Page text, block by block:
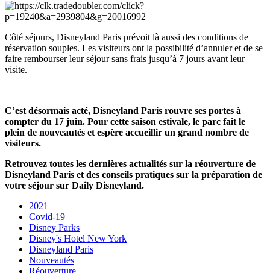
Côté séjours, Disneyland Paris prévoit là aussi des conditions de
réservation souples. Les visiteurs ont la possibilité d’annuler et de se
faire rembourser leur séjour sans frais jusqu’à 7 jours avant leur
visite.
C’est désormais acté, Disneyland Paris rouvre ses portes à
compter du 17 juin. Pour cette saison estivale, le parc fait le
plein de nouveautés et espère accueillir un grand nombre de
visiteurs.
Retrouvez toutes les dernières actualités sur la réouverture de
Disneyland Paris et des conseils pratiques sur la préparation de
votre séjour sur Daily Disneyland.
2021
Covid-19
Disney Parks
Disney's Hotel New York
Disneyland Paris
Nouveautés
Réouverture